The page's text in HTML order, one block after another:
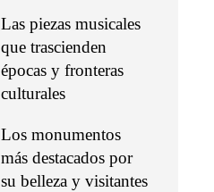
Las piezas musicales
que trascienden
épocas y fronteras
culturales
Los monumentos
más destacados por
su belleza y visitantes